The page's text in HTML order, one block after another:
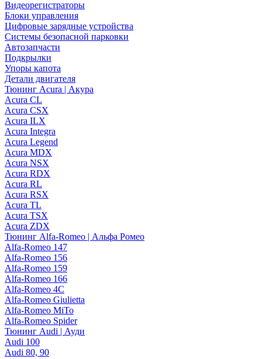
Видеорегистраторы
Блоки управления
Цифровые зарядные устройства
Системы безопасной парковки
Автозапчасти
Подкрылки
Упоры капота
Детали двигателя
Тюнинг Acura | Акура
Acura CL
Acura CSX
Acura ILX
Acura Integra
Acura Legend
Acura MDX
Acura NSX
Acura RDX
Acura RL
Acura RSX
Acura TL
Acura TSX
Acura ZDX
Тюнинг Alfa-Romeo | Альфа Ромео
Alfa-Romeo 147
Alfa-Romeo 156
Alfa-Romeo 159
Alfa-Romeo 166
Alfa-Romeo 4C
Alfa-Romeo Giulietta
Alfa-Romeo MiTo
Alfa-Romeo Spider
Тюнинг Audi | Ауди
Audi 100
Audi 80, 90